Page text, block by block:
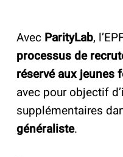
Avec ParityLab,
processus de
réservé aux jeunes
avec pour objectif
supplémentaires
généraliste.